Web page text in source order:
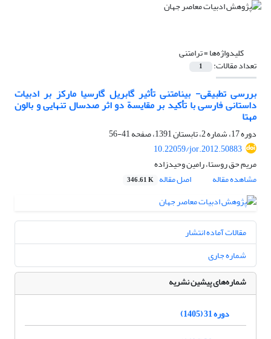
کلیدواژه‌ها =ترامتنی
تعداد مقالات: 1
بررسی تطبیقی- بینامتنی تأثیر گابریل گارسیا مارکز بر ادبیات
داستانی فارسی با تأکید بر مقایسة دو اثر صدسال تنهایی و بالون
مهتا
دوره 17، شماره 2، تابستان 1391، صفحه
41-56
10.22059/jor.2012.50883
مریم حق روستا، رامین وحیدزاده
مشاهده مقاله
اصل مقاله 346.61 K
مقالات آماده انتشار
شماره جاری
شماره‌های پیشین نشریه
دوره 31 (1405)